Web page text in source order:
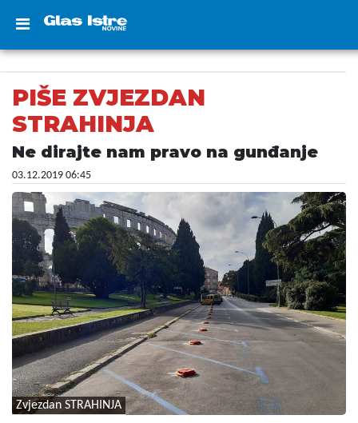
PIŠE ZVJEZDAN
STRAHINJA
Ne dirajte nam pravo na gunđanje
03.12.2019 06:45
Zvjezdan STRAHINJA